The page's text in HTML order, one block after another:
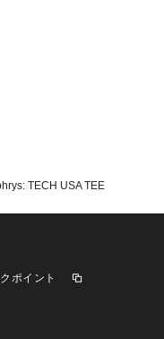
TECH USA TEE
ポイント